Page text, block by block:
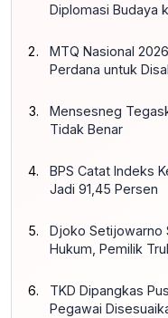
Diplomasi Budaya
MTQ Nasional
Perdana untuk
Mensesneg
Tidak Benar
BPS Catat Indeks
Jadi 91,45 Persen
Djoko Setijowarno
Hukum, Pemilik
TKD Dipangkas
Pegawai